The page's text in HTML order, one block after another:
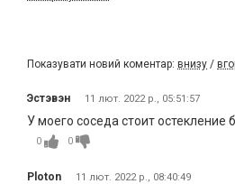
Показувати новий коментар: внизу /
Эстэвэн 11 лют. 2022 р., 05:51:57
У моего соседа стоит
0 0
Ploton 11 лют. 2022 р., 08:40:49